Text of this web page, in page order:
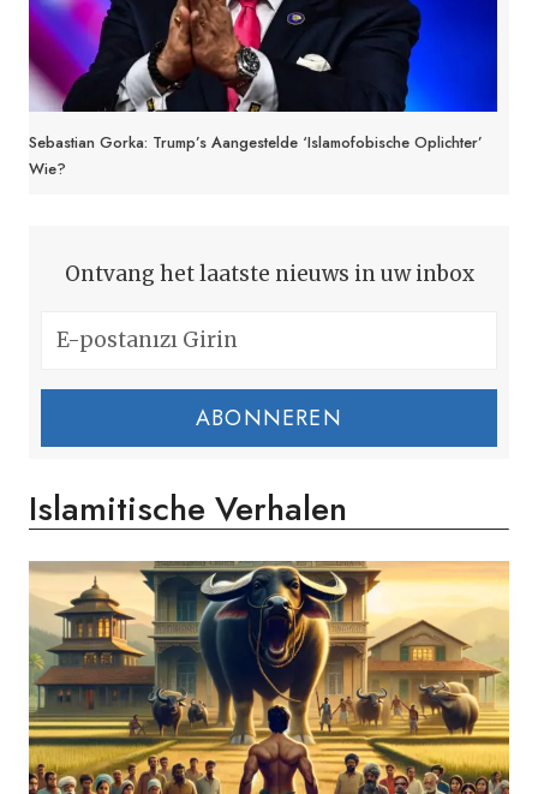
Sebastian Gorka: Trump’s Aangestelde ‘islamofobische Oplichter’
Wie?
Ontvang het laatste nieuws in uw inbox
ABONNEREN
Islamitische Verhalen